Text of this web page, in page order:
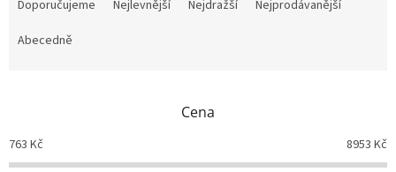
o
d
Doporučujeme Nejlevnější Nejdražší
Nejprodávanější
Abecedně
Cena
763 Kč 8953 Kč